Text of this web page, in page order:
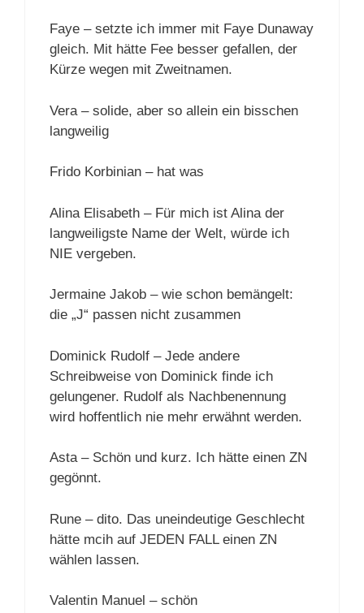
Faye – setzte ich immer mit Faye Dunaway
gleich. Mit hätte Fee besser gefallen, der
Kürze wegen mit Zweitnamen.
Vera – solide, aber so allein ein bisschen
langweilig
Frido Korbinian – hat was
Alina Elisabeth – Für mich ist Alina der
langweiligste Name der Welt, würde ich
NIE vergeben.
Jermaine Jakob – wie schon bemängelt:
die „J“ passen nicht zusammen
Dominick Rudolf – Jede andere
Schreibweise von Dominick finde ich
gelungener. Rudolf als Nachbenennung
wird hoffentlich nie mehr erwähnt werden.
Asta – Schön und kurz. Ich hätte einen ZN
gegönnt.
Rune – dito. Das uneindeutige Geschlecht
hätte mcih auf JEDEN FALL einen ZN
wählen lassen.
Valentin Manuel – schön